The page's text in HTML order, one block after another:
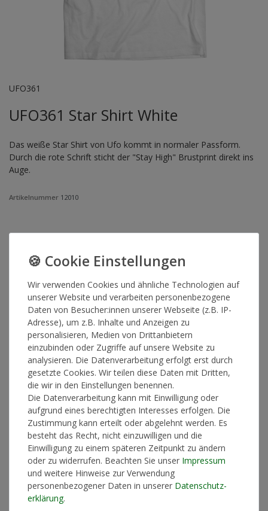
UFO361
UFO361 Star Shirt White
Das weiße Star Shirt von Ufo kommt in normaler Passform.
Durch die rote Schrift sticht der "Stay High" Brustprint direkt ins
Auge.
Artikelnummer 12010
20,00 €*
Lieferzeit 1-3 Werktage
In den Warenkorb
* inkl. ges. MwSt. zzgl.Versandkosten
Produktinformationen
Wir verwenden Cookies und ähnliche Technologien auf
unserer Website und verarbeiten personenbezogene
Daten von Besucher:innen unserer Webseite (z.B. IP-
Adresse), um z.B. Inhalte und Anzeigen zu
personalisieren, Medien von Drittanbietern
einzubinden oder Zugriffe auf unsere Website zu
analysieren. Die Datenverarbeitung erfolgt erst durch
gesetzte Cookies. Wir teilen diese Daten mit Dritten,
die wir in den Einstellungen benennen.
Die Datenverarbeitung kann mit Einwilligung oder
aufgrund eines berechtigten Interesses erfolgen. Die
Zustimmung kann erteilt oder abgelehnt werden. Es
besteht das Recht, nicht einzuwilligen und die
Einwilligung zu einem späteren Zeitpunkt zu ändern
oder zu widerrufen. Beachten Sie unser Impressum
und weitere Hinweise zur Verwendung
personenbezogener Daten in unserer Daten­schutz­
erklärung.